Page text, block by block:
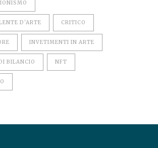
D'ARTE CRITICO
INVETIMENTI IN ARTE
BILANCIO NFT